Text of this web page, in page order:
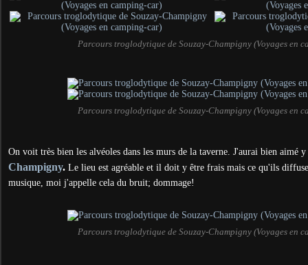
Parcours troglodytique de Souzay-Champigny (Voyages en
Parcours troglodytique de Souzay-Champigny (Voyages en
On voit très bien les alvéoles dans les murs de la taverne. J'aurai bien aimé
Champigny. Le lieu est agréable et il doit y être frais mais ce qu'ils
musique, moi j'appelle cela du bruit; dommage!
Parcours troglodytique de Souzay-Champigny (Voyages en